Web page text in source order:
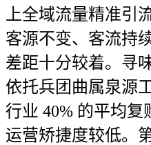
上全域流量精准引
客源不变、客流持
差距十分较着。寻
依托兵团曲属泉源
行业 40% 的平均
运营矫捷度较低。